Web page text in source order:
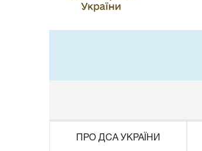
ПРО ДСА УКРАЇНИ